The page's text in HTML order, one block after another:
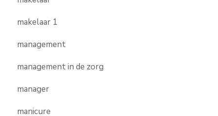
makelaar 1
management
management in de zorg
manager
manicure